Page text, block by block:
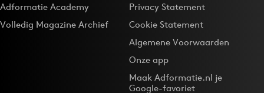
Adformatie Academy
Volledig Magazine Archief
Privacy Statement
Cookie Statement
Algemene Voorwaarden
Onze app
Maak Adformatie.nl je
Google-favoriet